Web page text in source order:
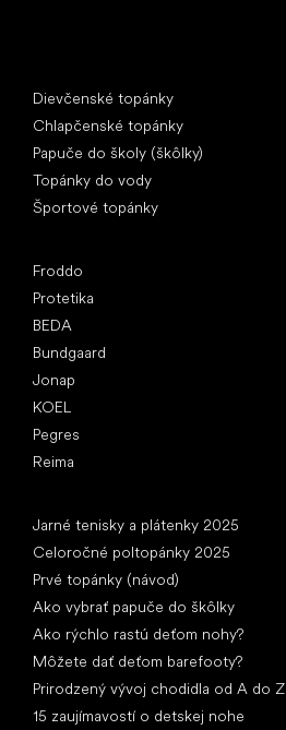
Dievčenské topánky
Chlapčenské topánky
Papuče do školy (škôlky)
Topánky do vody
Športové topánky
Froddo
Protetika
BEDA
Bundgaard
Jonap
KOEL
Pegres
Reima
Jarné tenisky a plátenky 2025
Celoročné poltopánky 2025
Prvé topánky (návod)
Ako vybrať papuče do škôlky
Ako rýchlo rastú deťom nohy?
Môžete dať deťom barefooty?
Prirodzený vývoj chodidla od A do Z
15 zaujímavostí o detskej nohe